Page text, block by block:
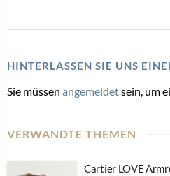
HINTERLASSEN SIE UNS
Sie müssen angemeldetsein, um
VERWANDTE THEMEN
Cartier LOVE